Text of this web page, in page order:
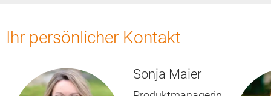
Ihr persönlicher Kontakt
Sonja Maier